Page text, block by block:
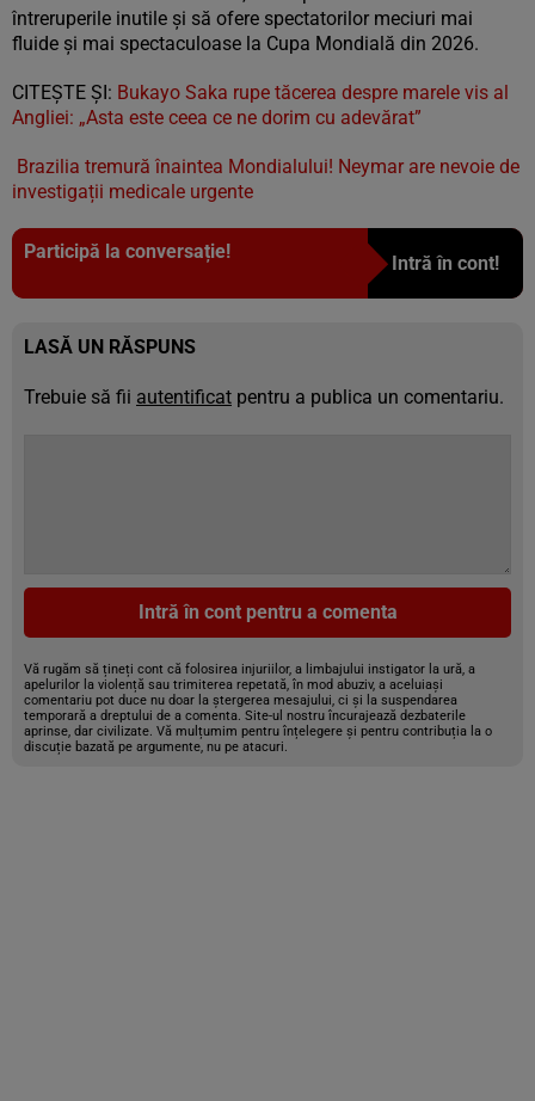
întreruperile inutile și să ofere spectatorilor meciuri mai
fluide și mai spectaculoase la Cupa Mondială din 2026.
CITEȘTE ȘI: Bukayo Saka rupe tăcerea despre marele vis al
Angliei: „Asta este ceea ce ne dorim cu adevărat”
Brazilia tremură înaintea Mondialului! Neymar are nevoie de
investigații medicale urgente
Participă la conversație!
Intră în cont!
LASĂ UN RĂSPUNS
Trebuie să fii autentificat pentru a publica un comentariu.
Intră în cont pentru a comenta
Vă rugăm să țineți cont că folosirea injuriilor, a limbajului instigator la ură, a
apelurilor la violență sau trimiterea repetată, în mod abuziv, a aceluiași
comentariu pot duce nu doar la ștergerea mesajului, ci și la suspendarea
temporară a dreptului de a comenta. Site-ul nostru încurajează dezbaterile
aprinse, dar civilizate. Vă mulțumim pentru înțelegere și pentru contribuția la o
discuție bazată pe argumente, nu pe atacuri.